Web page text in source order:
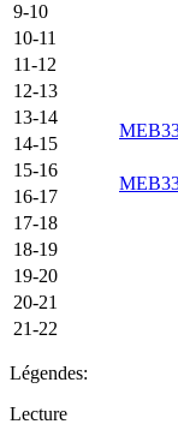
9-10
10-11
11-12
12-13
13-14
14-15
15-16
16-17
17-18
18-19
19-20
20-21
21-22
Légendes:
Lecture